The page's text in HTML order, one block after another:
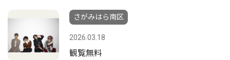
さがみはら南区
2026.03.18
観覧無料